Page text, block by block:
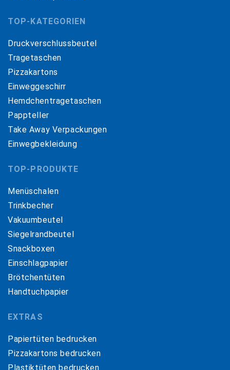
TOP-KATEGORIEN
Druckverschlussbeutel
Tragetaschen
Pizzakartons
Einweggeschirr
Hemdchentragetaschen
Pappteller
Take Away Verpackungen
Einwegbekleidung
TOP-PRODUKTE
Menüschalen
Trinkbecher
Vakuumbeutel
Siegelrandbeutel
Snackboxen
Einschlagpapier
Brötchentüten
Handtuchpapier
EXTRAS
Papiertüten bedrucken
Pizzakartons bedrucken
Plastiktüten bedrucken